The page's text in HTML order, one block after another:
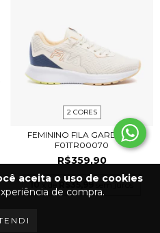
aceita o uso de cookies
de compra.
2 CORES
FEMININO FILA GARDENIA
F01TR00070
R$359,90
10 x deR$35,99 sem juros